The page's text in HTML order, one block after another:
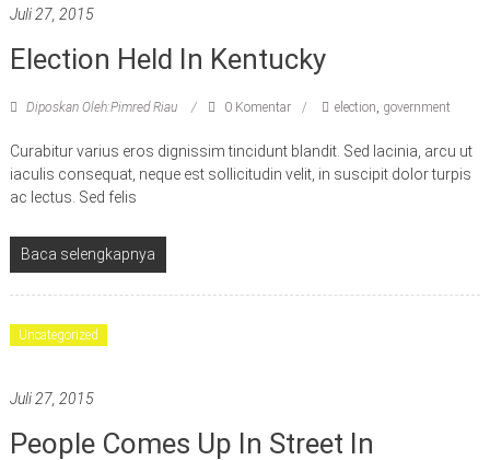
Juli 27, 2015
Election Held In Kentucky
Diposkan Oleh:Pimred Riau 0 Komentar election government
Curabitur varius eros dignissim tincidunt blandit. Sed lacinia, arcu ut
iaculis consequat, neque est sollicitudin velit, in suscipit dolor turpis
ac lectus. Sed felis
Baca selengkapnya
Uncategorized
Juli 27, 2015
People Comes Up In Street In